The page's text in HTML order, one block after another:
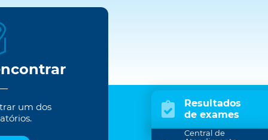
um dos
Resultados
de exames
Central de